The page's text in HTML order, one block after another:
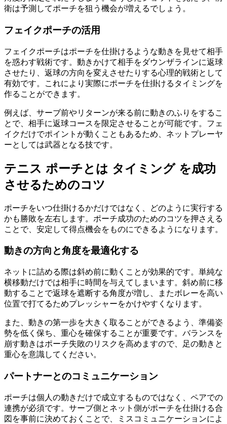
衛は予測してポーチを狙う機会が増えるでしょう。
フェイクポーチの活用
フェイクポーチはポーチを仕掛けるような動きを見せて相手
を惑わす戦術です。動きかけて相手をダウンザラインに返球
させたり、返球の方向を変えさせたりする心理的戦術として
有効です。これにより実際にポーチを仕掛けるタイミングを
作ることができます。
例えば、サーブ前やリターンが来る前に動きのふりをするこ
とで、相手に返球コースを限定させることが可能です。フェ
イクだけでポイントが動くこともあるため、ネットプレーヤ
ーとしては武器となる技です。
テニス ポーチとは タイミング を成功
させるためのコツ
ポーチをいつ仕掛けるかだけではなく、どのように実行する
かも勝敗を左右します。ポーチ成功のためのコツを押さえる
ことで、安定して得点機会をものにできるようになります。
動きの方向と角度を最適化する
ネットに詰める際は斜め前に動くことが効果的です。単純な
横移動だけでは相手に時間を与えてしまいます。斜め前に移
動することで返球を遮断する角度が増し、またボレーを高い
位置で打てるためプレッシャーをかけやすくなります。
また、動きの第一歩を大きく取ることができるよう、準備姿
勢を低く保ち、重心を確保することが重要です。バランスを
崩す動きはポーチ失敗のリスクを高めますので、足の動きと
重心を意識してください。
パートナーとのコミュニケーション
ポーチは個人の動きだけで成立するものではなく、ペアでの
連携が必須です。サーブ側とネット側がポーチを仕掛ける合
図を事前に決めておくことで、ミスコミュニケーションによ